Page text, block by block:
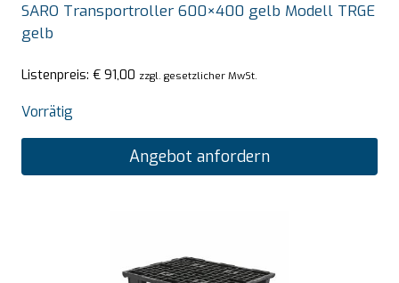
SARO Transportroller 600×400 gelb Modell TRGE
gelb
Listenpreis: € 91,00 zzgl. gesetzlicher MwSt.
Vorrätig
Angebot anfordern